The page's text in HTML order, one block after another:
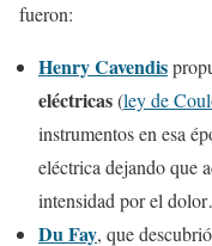
fueron:
Henry Cavendis
eléctricas(ley de
instrumentos en esa
eléctrica dejando que
intensidad por el
Du Fay, que